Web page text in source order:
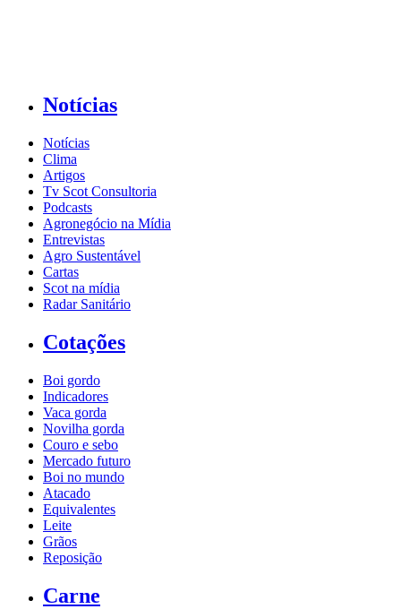
Notícias
Notícias
Clima
Artigos
Tv Scot Consultoria
Podcasts
Agronegócio na Mídia
Entrevistas
Agro Sustentável
Cartas
Scot na mídia
Radar Sanitário
Cotações
Boi gordo
Indicadores
Vaca gorda
Novilha gorda
Couro e sebo
Mercado futuro
Boi no mundo
Atacado
Equivalentes
Leite
Grãos
Reposição
Carne